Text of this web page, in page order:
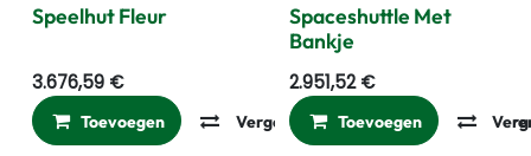
Speelhut Fleur
3.676,59 €
Toevoegen Vergelijken Toevoegen aan
Laatste Stuks
Spaceshuttle Met
Bankje
2.951,52€
Toevoegen